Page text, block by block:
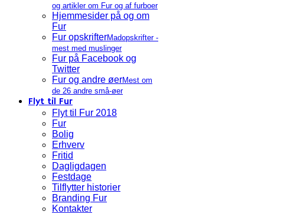
og artikler om Fur og af furboer
Hjemmesider på og om
Fur
Fur opskrifterMadopskrifter -
mest med muslinger
Fur på Facebook og
Twitter
Fur og andre øerMest om
de 26 andre små-øer
Flyt til Fur
Flyt til Fur 2018
Fur
Bolig
Erhverv
Fritid
Dagligdagen
Festdage
Tilflytter historier
Branding Fur
Kontakter